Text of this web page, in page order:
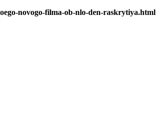
novogo-filma-ob-nlo-den-raskrytiya.html